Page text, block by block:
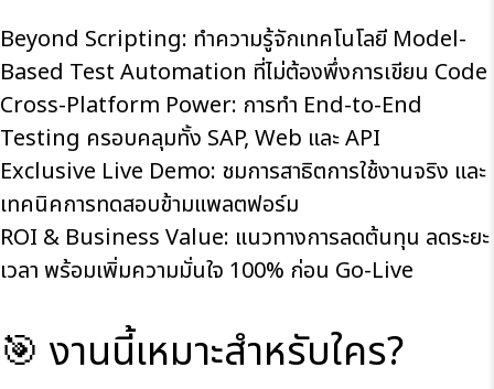
Beyond Scripting: ทำความรู้จักเทคโนโลยี Model-
Based Test Automation ที่ไม่ต้องพึ่งการเขียน Code
Cross-Platform Power: การทำ End-to-End
Testing ครอบคลุมทั้ง SAP, Web และ API
Exclusive Live Demo: ชมการสาธิตการใช้งานจริง และ
เทคนิคการทดสอบข้ามแพลตฟอร์ม
ROI & Business Value: แนวทางการลดต้นทุน ลดระยะ
เวลา พร้อมเพิ่มความมั่นใจ 100% ก่อน Go-Live
🎯 งานนี้เหมาะสำหรับใคร?